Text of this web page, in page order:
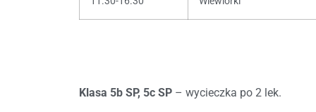
Klasa 5b SP, 5c SP – wycieczka po 2 lek.